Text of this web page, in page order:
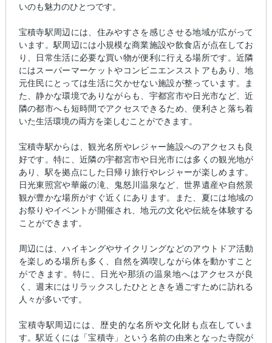
いのも魅力のひとつです。
宝積寺駅周辺には、住みやすさを感じさせる地域が広がって
います。駅周辺には小規模な商業施設や飲食店が点在してお
り、日常生活に必要な買い物が便利に行える場所です。近隣
にはスーパーマーケットやコンビニエンスストアもあり、地
元住民にとっては生活に欠かせない施設が整っています。ま
た、静かな環境でありながらも、宇都宮市や日光市など、近
隣の都市へも短時間でアクセスできるため、便利さと落ち着
いた生活環境の両方を楽しむことができます。
宝積寺駅からは、観光名所やレジャー施設へのアクセスも良
好です。特に、近隣の宇都宮市や日光市には多くの観光地が
あり、駅を拠点にした日帰り旅行やレジャーが楽しめます。
日光東照宮や華厳の滝、鬼怒川温泉など、世界遺産や自然景
観が豊かな場所がすぐ近くにあります。また、夏には地域の
お祭りやイベントが開催され、地元の文化や伝統を体験する
ことができます。
周辺には、ハイキングやサイクリングなどのアウトドア活動
を楽しめる場所も多く、自然を満喫しながら体を動かすこと
ができます。特に、日光や那須の温泉地へはアクセスが良
く、週末にはリラックスしたひとときを過ごすために訪れる
人々が多いです。
宝積寺駅周辺には、歴史的な名所や文化財も点在していま
す。駅近くには「宝積寺」という名前の由来となった寺院が